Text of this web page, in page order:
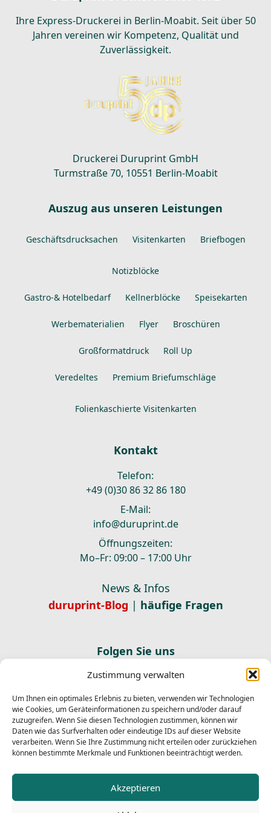
Zustimmung verwalten
Um Ihnen ein optimales Erlebnis zu bieten, verwenden wir Technologien
wie Cookies, um Geräteinformationen zu speichern und/oder darauf
zuzugreifen. Wenn Sie diesen Technologien zustimmen, können wir
Daten wie das Surfverhalten oder eindeutige IDs auf dieser Website
verarbeiten. Wenn Sie Ihre Zustimmung nicht erteilen oder zurückziehen
können bestimmte Merkmale und Funktionen beeinträchtigt werden.
Akzeptieren
Ihre Express-Druckerei in Berlin-Moabit. Seit über 50
Jahren vereinen wir Kompetenz, Qualität und
Zuverlässigkeit.
Druckerei Duruprint GmbH
Turmstraße 70, 10551 Berlin-Moabit
Auszug aus unseren Leistungen
Geschäftsdrucksachen Visitenkarten Briefbogen
Notizblöcke
Gastro-& Hotelbedarf Kellnerblöcke Speisekarten
Werbematerialien Flyer Broschüren
Großformatdruck Roll Up
Veredeltes Premium Briefumschläge
Folienkaschierte Visitenkarten
Kontakt
Telefon:
+49 (0)30 86 32 86 180
E-Mail:
info@duruprint.de
Öffnungszeiten:
Mo–Fr: 09:00 – 17:00 Uhr
News & Infos
duruprint-Blog | häufige Fragen
Folgen Sie uns
Newsletter abonnieren
E-Mail
Abonnieren
Ich habe dieDatenschutzerklärunggelesen und stimme
der Verarbeitung meiner Daten zum Versand des
Newsletters zu.
E-Mail
Abmelden